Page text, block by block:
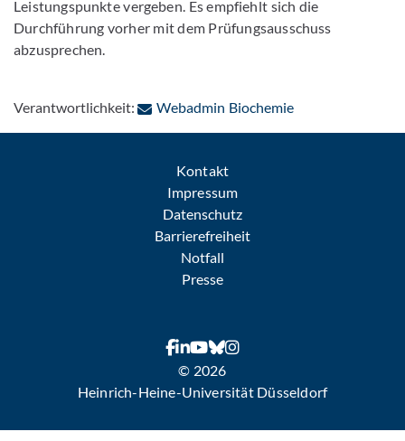
Leistungspunkte vergeben. Es empfiehlt sich die
Durchführung vorher mit dem Prüfungsausschuss
abzusprechen.
Verantwortlichkeit: Webadmin Biochemie: Per E-Mail
Kontakt
Impressum
Datenschutz
Barrierefreiheit
Notfall
Presse
© 2026
Heinrich-Heine-Universität Düsseldorf